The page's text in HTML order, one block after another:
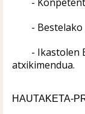
-
- Ikastolen
atxikimendua.
HAUTAKETA-